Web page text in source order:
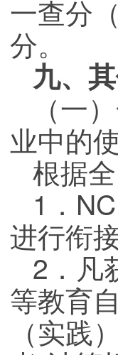
一查分
分。
九、
（一
业中的
根据
1．
进行衔接
2．凡
等教育
（实践